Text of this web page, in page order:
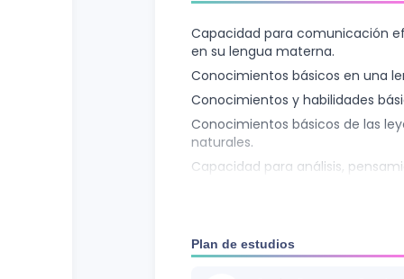
procedimentales y actitudinales
evaluar proyectos educativos de
Capacidad para comunicación
en su lengua materna.
Conocimientos básicos en una
Conocimientos y habilidades
Conocimientos básicos de las
naturales.
Capacidad para análisis,
Plan de estudios